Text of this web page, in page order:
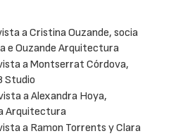
a Cristina Ouzande, socia
e Ouzande Arquitectura
a Montserrat Córdova,
Studio
a Alexandra Hoya,
Arquitectura
a Ramon Torrents y Clara